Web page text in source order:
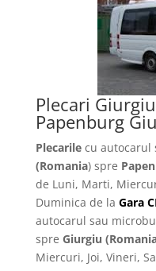
Plecari
Papenburg
Plecarilecu autocarul
(Romania) spre
de Luni, Marti,
Duminica de la Gara
autocarul sau
spre Giurgiu
Miercuri, Joi, Vineri,